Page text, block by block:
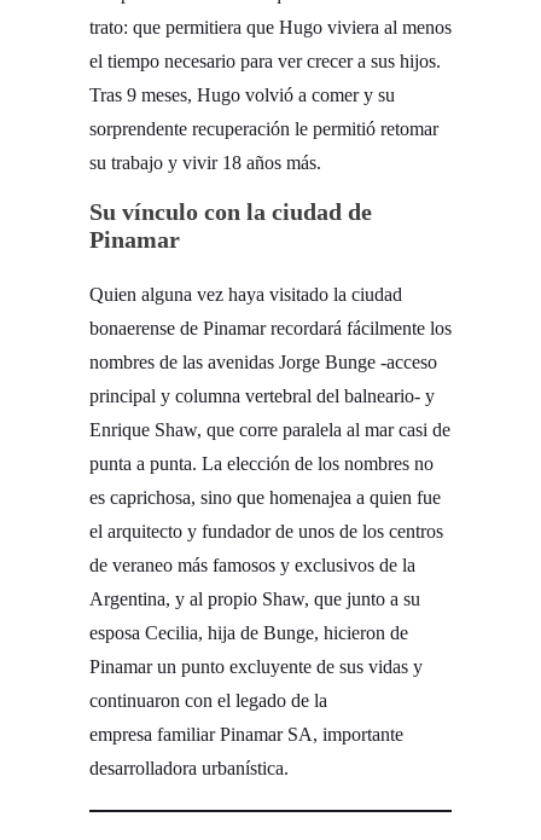
trato: que permitiera que Hugo viviera al menos
el tiempo necesario para ver crecer a sus hijos.
Tras 9 meses, Hugo volvió a comer y su
sorprendente recuperación le permitió retomar
su trabajo y vivir 18 años más.
Su vínculo con la ciudad de
Pinamar
Quien alguna vez haya visitado la ciudad
bonaerense de Pinamar recordará fácilmente los
nombres de las avenidas Jorge Bunge -acceso
principal y columna vertebral del balneario- y
Enrique Shaw, que corre paralela al mar casi de
punta a punta. La elección de los nombres no
es caprichosa, sino que homenajea a quien fue
el arquitecto y fundador de unos de los centros
de veraneo más famosos y exclusivos de la
Argentina, y al propio Shaw, que junto a su
esposa Cecilia, hija de Bunge, hicieron de
Pinamar un punto excluyente de sus vidas y
continuaron con el legado de la
empresa familiar Pinamar SA, importante
desarrolladora urbanística.